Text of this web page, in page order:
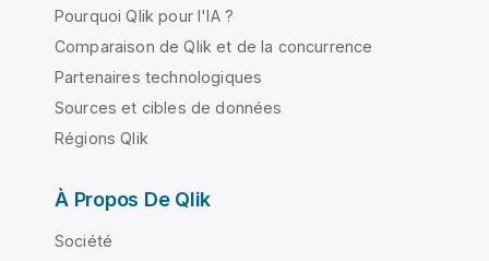
Pourquoi Qlik pour l'IA ?
Comparaison de Qlik et de la concurrence
Partenaires technologiques
Sources et cibles de données
Régions Qlik
À Propos De Qlik
Société